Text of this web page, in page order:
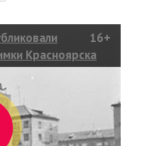
Красноярска
года.
16+